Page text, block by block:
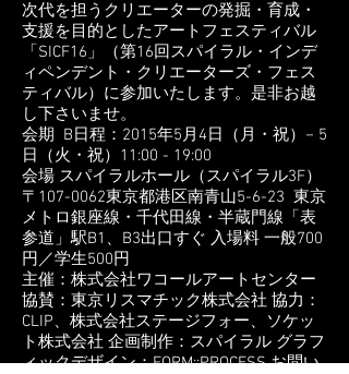
次代を担うクリエーターの発掘・育成・
支援を目的としたアートフェスティバル
「SICF16」（第16回スパイラル・インデ
ィペンデント・クリエーターズ・フェス
ティバル）に参加いたします。是非お越
し下さいませ。
会期 B日程：2015年5月4日（月・祝）− 5
日（火・祝）11:00 - 19:00
会場 スパイラルホール（スパイラル3F）
〒107-0062東京都港区南青山5-6-23 東京
メトロ銀座線・千代田線・半蔵門線「表
参道」駅B1、B3出口すぐ 入場料 一般700
円／学生500円
主催：株式会社ワコールアートセンター
協賛：東京リスマチック株式会社 協力：
CLIP、株式会社ステージフォー、ソケッ
ト株式会社 企画制作：スパイラル グラフ
ィックデザイン：FORM::PROCESS お問い